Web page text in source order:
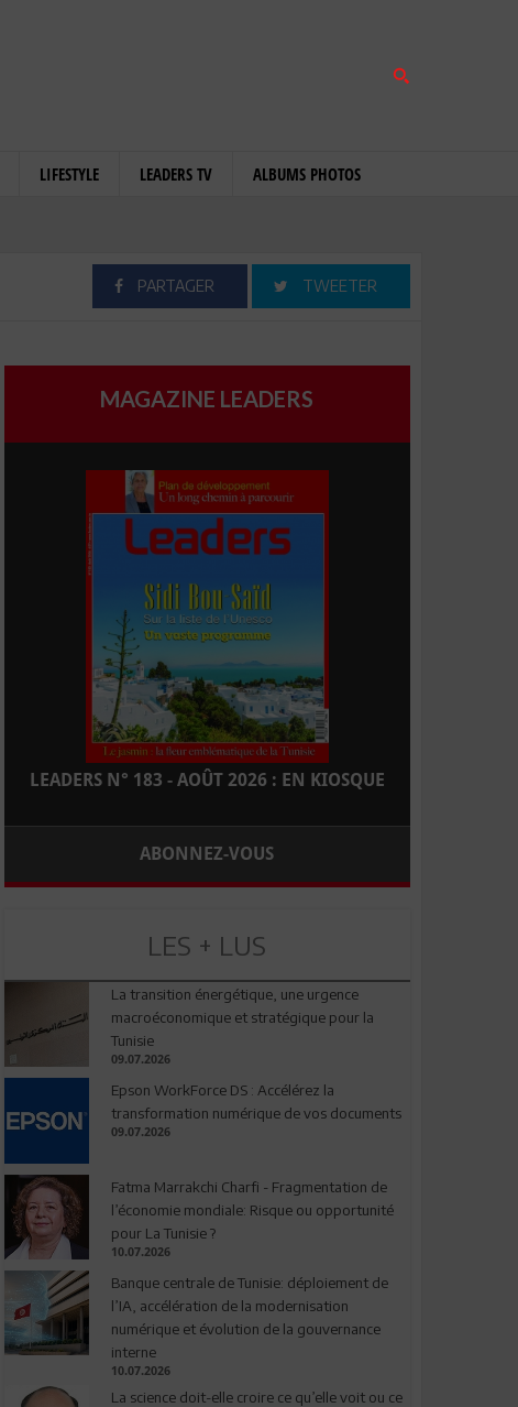
LIFESTYLE LEADERS TV ALBUMS PHOTOS
PARTAGER TWEETER
MAGAZINE LEADERS
LEADERS N° 183 - AOÛT 2026 : EN KIOSQUE
ABONNEZ-VOUS
LES + LUS
La transition énergétique, une urgence
macroéconomique et stratégique pour la
Tunisie
09.07.2026
Epson WorkForce DS : Accélérez la
transformation numérique de vos documents
09.07.2026
Fatma Marrakchi Charfi - Fragmentation de
l’économie mondiale: Risque ou opportunité
pour La Tunisie ?
10.07.2026
Banque centrale de Tunisie: déploiement de
l’IA, accélération de la modernisation
numérique et évolution de la gouvernance
interne
10.07.2026
La science doit-elle croire ce qu’elle voit ou ce